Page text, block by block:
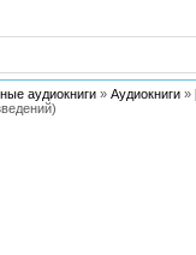
аудиокниги » Аудиокниги »